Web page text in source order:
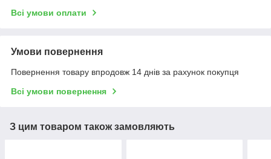
Всі умови оплати
Умови повернення
Повернення товару впродовж 14 днів за рахунок покупця
Всі умови повернення
З цим товаром також замовляють